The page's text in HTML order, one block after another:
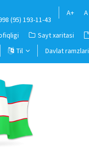
(95) 193-11-43
A+ A
Sayt xaritasi
Til
Davlat ramzlari